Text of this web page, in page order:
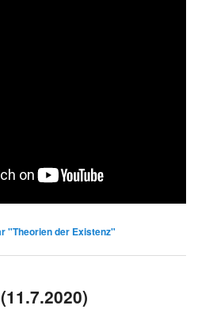
"Theorien der Existenz"